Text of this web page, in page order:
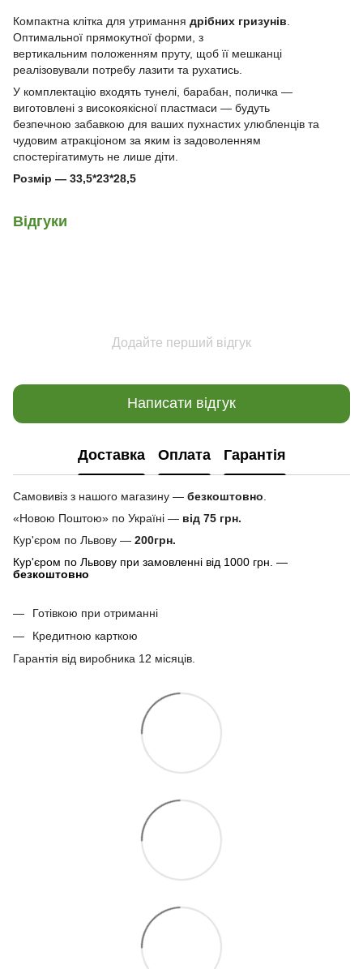
Компактна клітка для утримання дрібних гризунів
Оптимальної прямокутної форми, з
вертикальним положенням пруту, щоб її мешканці
реалізовували потребу лазити та рухатись.
У комплектацію входять тунелі, барабан, поличка —
виготовлені з високоякісної пластмаси — будуть
безпечною забавкою для ваших пухнастих улюбленців та
чудовим атракціоном за яким із задоволенням
спостерігатимуть не лише діти.
Розмір — 33,5*23*28,5
Відгуки
Додайте перший відгук
Написати відгук
Доставка Оплата Гарантія
Самовивіз з нашого магазину — безкоштовно
«Новою Поштою» по Україні — від 75 грн.
Кур'єром по Львову — 200грн.
Кур'єром по Львову при замовленні від 1000 грн. —
безкоштовно
Готівкою при отриманні
Кредитною карткою
Гарантія від виробника 12 місяців.